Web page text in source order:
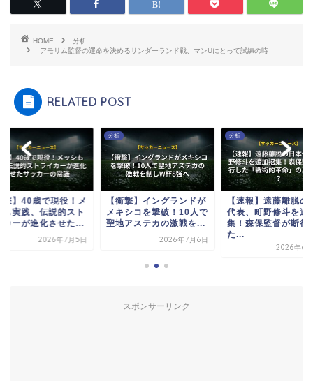
HOME
分析
アモリム監督の運命を決めるサンダーランド戦、マンUにとって試練の時
RELATED POST
撃】40歳で現役！メ
も実践、伝説的スト
カーが進化させた...
2026年7月5日
分析
【衝撃】イングランドが
メキシコを撃破！10人で
聖地アステカの激戦を...
2026年7月6日
分析
【速報】遠藤離脱の
代表、町野修斗を追
集！森保監督が断行
た...
2026年6
スポンサーリンク